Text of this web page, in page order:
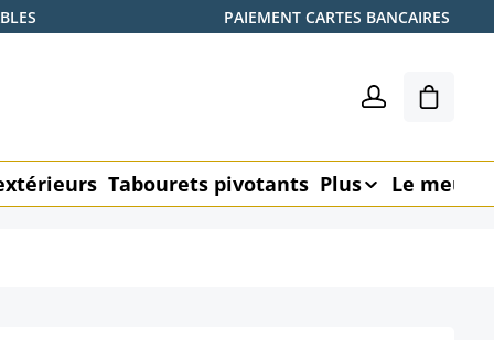
PAIEMENT CARTES BANCAIRES
Le
Tabourets pivotants Plus Le